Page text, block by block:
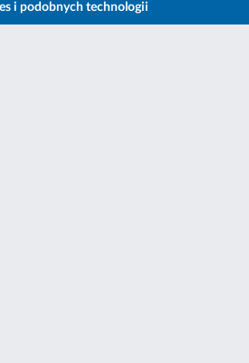
i podobnych technologii